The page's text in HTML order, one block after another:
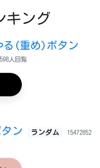
ング
る(重め)ボタン
人回覧
ン ランダム 15472652